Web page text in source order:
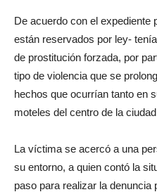
De acuerdo con el expediente
están reservados por ley-
de prostitución forzada, por
tipo de violencia que se
hechos que ocurrían tanto en
moteles del centro de la
La víctima se acercó a una
su entorno, a quien contó la
paso para realizar la denuncia